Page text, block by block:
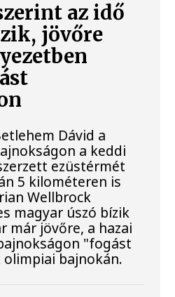
az idő
jövőre
Dávid a
a keddi
ezüstérmét
5 kilométeren is
Wellbrock
magyar úszó bízik
már jövőre, a hazai
"fogást
bajnokán.